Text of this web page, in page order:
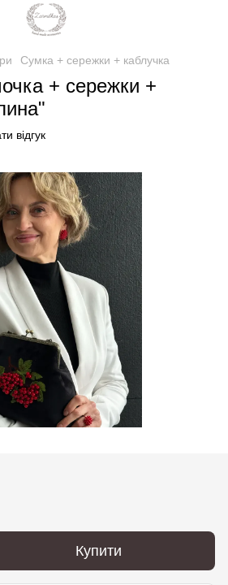
Сумка + сережки + каблучка
+ сережки +
відгук
Купити